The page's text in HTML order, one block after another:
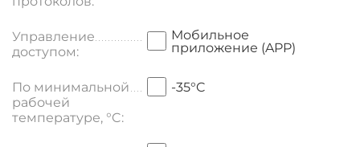
Управление
доступом:
Мобильное
приложение (APP)
По минимальной
рабочей
температуре, °C:
-35°C